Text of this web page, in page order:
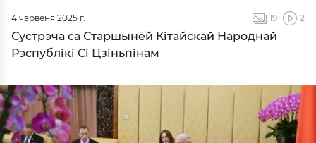
4 чэрвеня 2025 г. 19 2
Сустрэча са Старшынёй Кітайскай Народнай
Рэспублікі Сі Цзіньпінам